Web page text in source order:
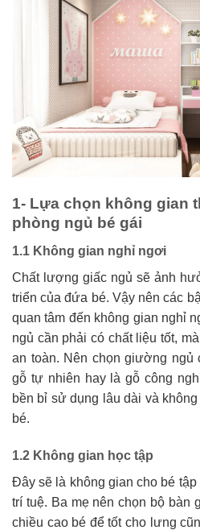
1- Lựa chọn không gian
phòng ngủ bé gái
1.1 Không gian nghỉ ngơi
Chất lượng giấc ngủ sẽ ảnh
triển của đứa bé. Vậy nên các
quan tâm đến không gian nghỉ
ngủ cần phải có chất liệu tốt,
an toàn. Nên chọn giường ngủ
gỗ tự nhiên hay là gỗ công
bền bỉ sử dụng lâu dài và
bé.
1.2 Không gian học tập
Đây sẽ là không gian cho bé tập
trí tuệ. Ba mẹ nên chọn bộ bàn
chiều cao bé để tốt cho lưng